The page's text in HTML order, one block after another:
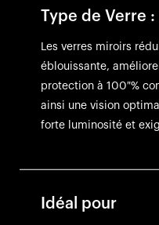
Type de Verre
Les verres miroirs
éblouissante,
protection à 100 %
ainsi une vision
forte luminosité et
Idéal pour